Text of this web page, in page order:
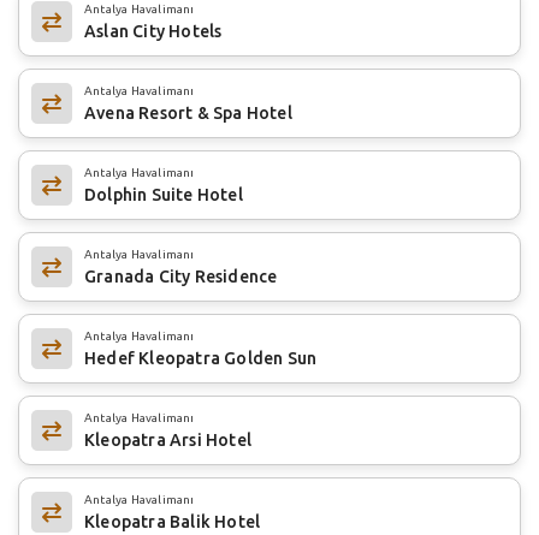
Antalya Havalimanı
Aslan City Hotels
Antalya Havalimanı
Avena Resort & Spa Hotel
Antalya Havalimanı
Dolphin Suite Hotel
Antalya Havalimanı
Granada City Residence
Antalya Havalimanı
Hedef Kleopatra Golden Sun
Antalya Havalimanı
Kleopatra Arsi Hotel
Antalya Havalimanı
Kleopatra Balik Hotel